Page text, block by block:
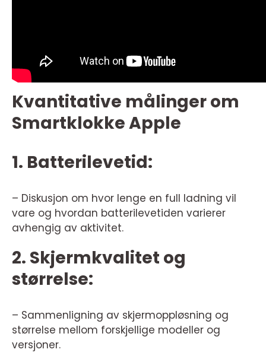
Kvantitative målinger om
Smartklokke Apple
1. Batterilevetid:
– Diskusjon om hvor lenge en full ladning vil
vare og hvordan batterilevetiden varierer
avhengig av aktivitet.
2. Skjermkvalitet og
størrelse:
– Sammenligning av skjermoppløsning og
størrelse mellom forskjellige modeller og
versjoner.